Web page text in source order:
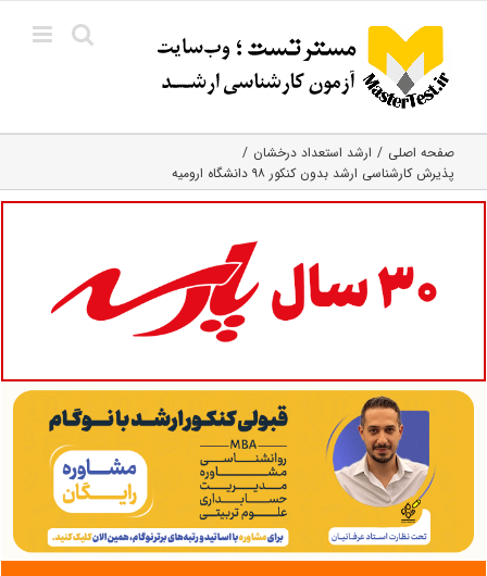
content
صفحه اصلی
ارشد استعداد درخشان
پذیرش کارشناسی ارشد بدون کنکور ۹۸ دانشگاه ارومیه